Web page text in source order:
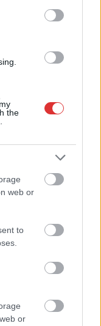
the
web or
to
or
egyeztetett
hogy segítene